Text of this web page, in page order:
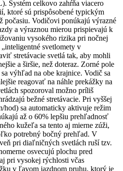
Systém celkovo zahŕňa viacero
ktoré sú prispôsobené typickým
počasiu. Vodičovi ponúkajú výrazné
a výraznou mierou prispievajú k
vysokého rizika pri nočnej
svetlomety v
stretávacie svetlá tak, aby mohli
a širšie, než doteraz. Zorné pole
výhľad na obe krajnice. Vodič sa
reagovať na náhle prekážky na
spozoroval možno príliš
bežné stretávacie. Pri vyššej
hod) sa automaticky aktivuje režim
až o 60% lepšiu prehľadnosť
kužeľa sa tento aj mierne zúži,
potrebný bočný prehľad. V
pri diaľničných svetlách ruší tzv.
osvecujú plochu pred
pri vysokej rýchlosti včas
v ľavom jazdnom pruhu, ktorý je